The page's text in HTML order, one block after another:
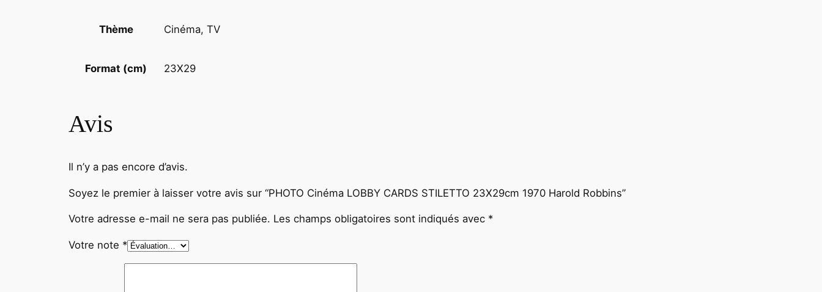
n
Thème Cinéma, TV
Format (cm) 23X29
Avis
Il n’y a pas encore d’avis.
Soyez le premier à laisser votre avis sur “PHOTO Cinéma LOBBY CARDS STILETTO 23X29cm 1970 Harold Robbins”
Votre adresse e-mail ne sera pas publiée. Les champs obligatoires sont indiqués avec *
Votre note *